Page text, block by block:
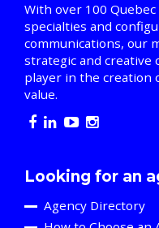
With over 100
specialties and
communications, our
strategic and creative
player in the creation
value.
Looking for an
Agency Directory